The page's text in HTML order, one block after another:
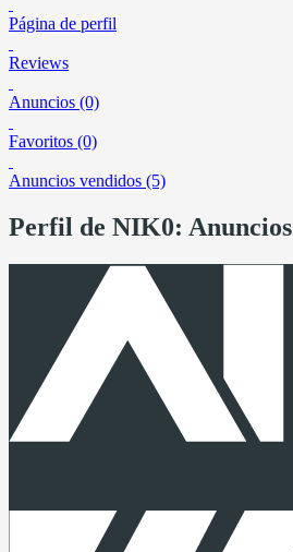
Página de perfil
Reviews
Anuncios (0)
Favoritos (0)
Anuncios vendidos (5)
Perfil de NIK0: Anuncios